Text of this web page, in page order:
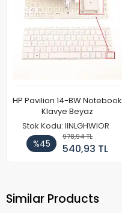
HP Pavilion 14-BW Notebook
Klavye Beyaz
Stok Kodu: IINLGHWIOR
%45
978,94 TL
540,93 TL
Similar Products